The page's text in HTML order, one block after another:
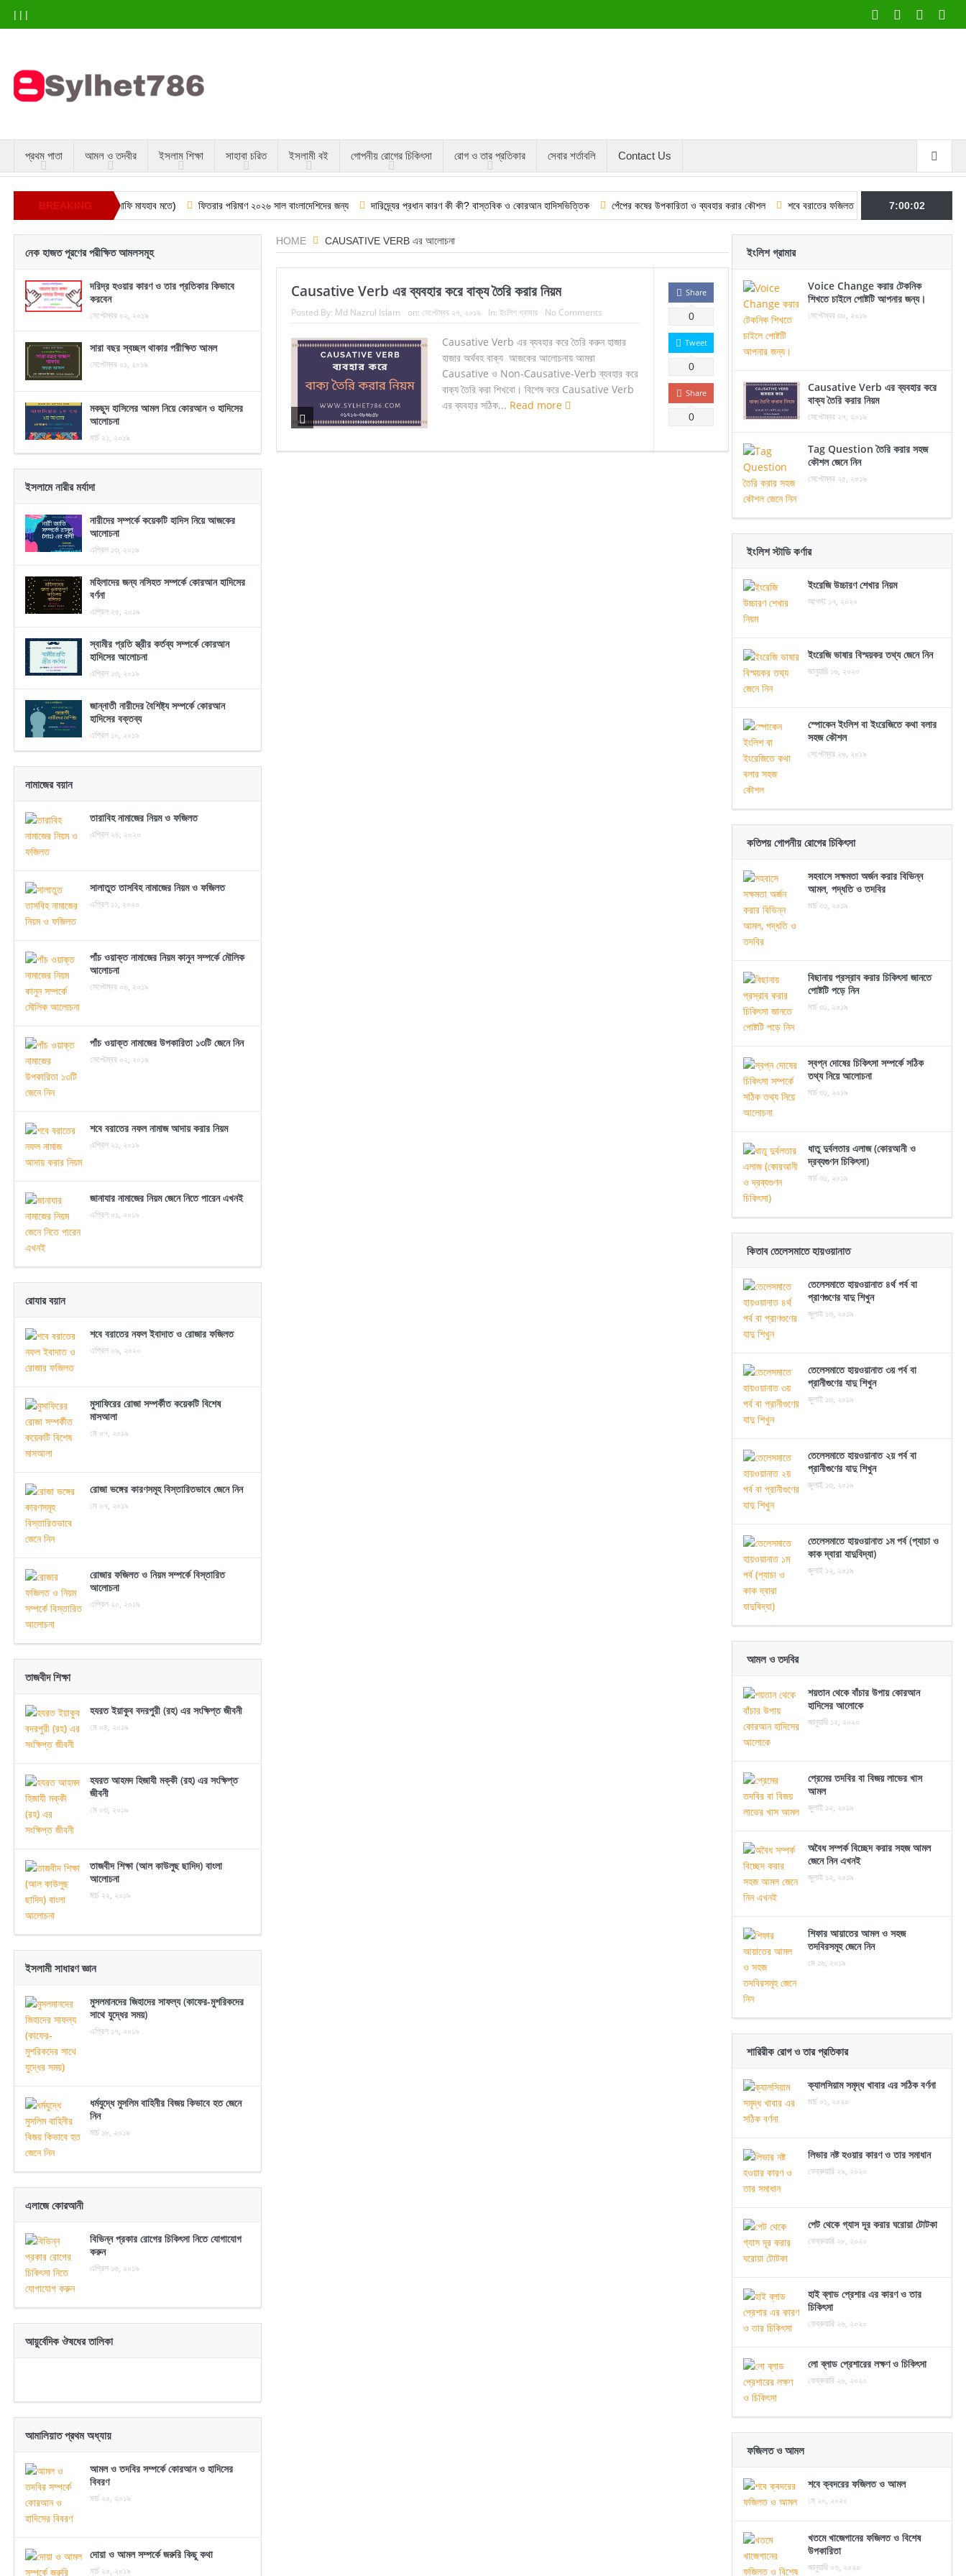
| | |
প্রথম পাতা আমল ও তদবীর ইসলাম শিক্ষা সাহাবা চরিত ইসলামী বই গোপনীয় রোগের চিকিৎসা রোগ ও তার প্রতিকার সেবার শর্তাবলি Contact Us
BREAKING
NEWS
এর সঠিক নিয়ম (হানাফি মাযহাব মতে) ফিতরার পরিমাণ ২০২৬ সাল বাংলাদেশিদের জন্য দারিদ্র্যের প্রধান কারণ কী কী? বাস্তবিক ও কোরআন হাদিসভিত্তিক পেঁপের কষের উপকারিতা ও ব্যবহার করার কৌশল শবে বরাতের ফজিলত ও আমল: কুরআন–হাদিসের আলোকে
7:00:03
HOME CAUSATIVE VERB এর আলোচনা
Causative Verb এর ব্যবহার করে বাক্য তৈরি করার নিয়ম
Posted By: Md Nazrul Islam on: সেপ্টেম্বর ২৭, ২০১৯ In: ইংলিশ গ্রামার No Comments
Causative Verb এর ব্যবহার করে তৈরি করুন হাজার
হাজার অর্থবহ বাক্য আজকের আলোচনায় আমরা
Causative ও Non-Causative-Verb ব্যবহার করে
বাক্য তৈরি করা শিখবো। বিশেষ করে Causative Verb
এর ব্যবহার সঠিক... Read more
Share
0
Tweet
0
Share
0
নেক হাজত পূরণের পরীক্ষিত আমলসমূহ
দরিদ্র হওয়ার কারণ ও তার প্রতিকার কিভাবে
করবেন
সেপ্টেম্বর ০২, ২০১৯
সারা বছর স্বচ্ছল থাকার পরীক্ষিত আমল
সেপ্টেম্বর ০১, ২০১৯
মকছুদ হাসিলের আমল নিয়ে কোরআন ও হাদিসের
আলোচনা
মার্চ ২১, ২০১৯
ইসলামে নারীর মর্যাদা
নারীদের সম্পর্কে কয়েকটি হাদিস নিয়ে আজকের
আলোচনা
এপ্রিল ১৩, ২০১৯
মহিলাদের জন্য নসিহত সম্পর্কে কোরআন হাদিসের
বর্ণনা
এপ্রিল ২৫, ২০১৯
স্বামীর প্রতি স্ত্রীর কর্তব্য সম্পর্কে কোরআন
হাদিসের আলোচনা
এপ্রিল ১৩, ২০১৯
জান্নাতী নারীদের বৈশিষ্ট্য সম্পর্কে কোরআন
হাদিসের বক্তব্য
এপ্রিল ১০, ২০১৯
নামাজের বয়ান
তারাবিহ নামাজের নিয়ম ও ফজিলত
এপ্রিল ২৪, ২০২০
সালাতুত তাসবিহ নামাজের নিয়ম ও ফজিলত
এপ্রিল ১১, ২০২০
পাঁচ ওয়াক্ত নামাজের নিয়ম কানুন সম্পর্কে মৌলিক
আলোচনা
সেপ্টেম্বর ০৬, ২০১৯
পাঁচ ওয়াক্ত নামাজের উপকারিতা ১৩টি জেনে নিন
সেপ্টেম্বর ০২, ২০১৯
শবে বরাতের নফল নামাজ আদায় করার নিয়ম
এপ্রিল ২১, ২০১৯
জানাযার নামাজের নিয়ম জেনে নিতে পারেন এখনই
এপ্রিল ০১, ২০১৯
রোযার বয়ান
শবে বরাতের নফল ইবাদাত ও রোজার ফজিলত
এপ্রিল ০৯, ২০২০
মুসাফিরের রোজা সম্পর্কীত কয়েকটি বিশেষ
মাসআলা
মে ০৭, ২০১৯
রোজা ভঙ্গের কারণসমূহ বিস্তারিতভাবে জেনে নিন
মে ০৭, ২০১৯
রোজার ফজিলত ও নিয়ম সম্পর্কে বিস্তারিত
আলোচনা
এপ্রিল ২০, ২০১৯
তাজবীদ শিক্ষা
হযরত ইয়াকুব বদরপুরী (রহ) এর সংক্ষিপ্ত জীবনী
মে ০৪, ২০১৯
হযরত আহমদ হিজাযী মক্কী (রহ) এর সংক্ষিপ্ত
জীবনী
মে ০৩, ২০১৯
তাজবীদ শিক্ষা (আল কাউলুছ ছাদিদ) বাংলা
আলোচনা
মার্চ ২২, ২০১৯
ইসলামী সাধারণ জ্ঞান
মুসলমানদের জিহাদের সাফল্য (কাফের-মুশরিকদের
সাথে যুদ্ধের সময়)
এপ্রিল ১৭, ২০১৯
ধর্মযুদ্ধে মুসলিম বাহিনীর বিজয় কিভাবে হত জেনে
নিন
মার্চ ১৮, ২০১৯
এলাজে কোরআনী
বিভিন্ন প্রকার রোগের চিকিৎসা নিতে যোগাযোগ
করুন
এপ্রিল ১৬, ২০১৯
আয়ুর্বেদিক ঔষধের তালিকা
আমালিয়াত প্রথম অধ্যায়
আমল ও তদবির সম্পর্কে কোরআন ও হাদিসের
বিবরণ
মার্চ ২০, ২০১৯
দোয়া ও আমল সম্পর্কে জরুরি কিছু কথা
মার্চ ২০, ২০১৯
ইংলিশ গ্রামার
Voice Change করার টেকনিক
শিখতে চাইলে পোষ্টটি আপনার জন্য।
সেপ্টেম্বর ৩০, ২০১৯
Causative Verb এর ব্যবহার করে
বাক্য তৈরি করার নিয়ম
সেপ্টেম্বর ২৭, ২০১৯
Tag Question তৈরি করার সহজ
কৌশল জেনে নিন
সেপ্টেম্বর ২৫, ২০১৯
ইংলিশ স্টাডি কর্ণার
ইংরেজি উচ্চারণ শেখার নিয়ম
আগস্ট ১৭, ২০২০
ইংরেজি ভাষার বিস্ময়কর তথ্য জেনে নিন
জানুয়ারি ১৬, ২০২০
স্পোকেন ইংলিশ বা ইংরেজিতে কথা বলার
সহজ কৌশল
সেপ্টেম্বর ২৬, ২০১৯
কতিপয় গোপনীয় রোগের চিকিৎসা
সহবাসে সক্ষমতা অর্জন করার বিভিন্ন
আমল, পদ্ধতি ও তদবির
মার্চ ৩১, ২০১৯
বিছানায় প্রস্রাব করার চিকিৎসা জানতে
পোষ্টটি পড়ে নিন
মার্চ ৩১, ২০১৯
স্বপ্ন দোষের চিকিৎসা সম্পর্কে সঠিক
তথ্য নিয়ে আলোচনা
মার্চ ৩১, ২০১৯
ধাতু দুর্বলতার এলাজ (কোরআনী ও
দ্রব্যগুণন চিকিৎসা)
মার্চ ৩১, ২০১৯
কিতাব তেলেসমাতে হায়ওয়ানাত
তেলেসমাতে হায়ওয়ানাত ৪র্থ পর্ব বা
প্রাণগুণের যাদু শিখুন
জুলাই ১৩, ২০১৯
তেলেসমাতে হায়ওয়ানাত ৩য় পর্ব বা
প্রানীগুণের যাদু শিখুন
জুলাই ১৩, ২০১৯
তেলেসমাতে হায়ওয়ানাত ২য় পর্ব বা
প্রানীগুণের যাদু শিখুন
জুলাই ১৩, ২০১৯
তেলেসমাতে হায়ওয়ানাত ১ম পর্ব (প্যাচা ও
কাক দ্বারা যাদুবিদ্যা)
জুলাই ১২, ২০১৯
আমল ও তদবির
শয়তান থেকে বাঁচার উপায় কোরআন
হাদিসের আলোকে
জানুয়ারি ১২, ২০২০
প্রেমের তদবির বা বিজয় লাভের খাস
আমল
জুলাই ১২, ২০১৯
অবৈধ সম্পর্ক বিচ্ছেদ করার সহজ আমল
জেনে নিন এখনই
জুলাই ১২, ২০১৯
শিফার আয়াতের আমল ও সহজ
তদবিরসমূহ জেনে নিন
মে ১৬, ২০১৯
শারিরীক রোগ ও তার প্রতিকার
ক্যালসিয়াম সমৃদ্ধ খাবার এর সঠিক বর্ণনা
মার্চ ০১, ২০২০
লিভার নষ্ট হওয়ার কারণ ও তার সমাধান
ফেব্রুয়ারি ২৯, ২০২০
পেট থেকে গ্যাস দূর করার ঘরোয়া টোটকা
ফেব্রুয়ারি ২৮, ২০২০
হাই ব্লাড প্রেশার এর কারণ ও তার
চিকিৎসা
ফেব্রুয়ারি ২৬, ২০২০
লো ব্লাড প্রেশারের লক্ষণ ও চিকিৎসা
ফেব্রুয়ারি ২৬, ২০২০
ফজিলত ও আমল
শবে ক্বদরের ফজিলত ও আমল
মে ২০, ২০২০
খতমে খাজেগানের ফজিলত ও বিশেষ
উপকারিতা
জানুয়ারি ০৩, ২০২০